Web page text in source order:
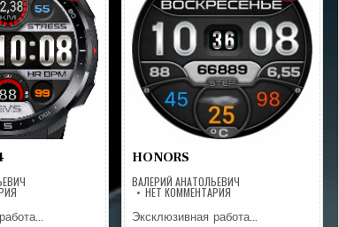
НА
HGSKOTLIN3-
4
HONORS
ВАЛЕРИЙ АНАТОЛЬЕВИЧ
НЕТ КОММЕНТАРИЯНА
Эксклюзивная работа…